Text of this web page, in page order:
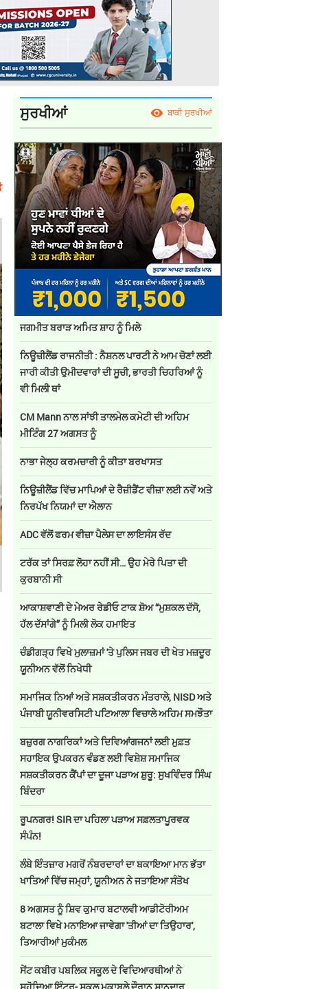
ਸੁਰਖੀਆਂ ਬਾਕੀ ਸੁਰਖੀਆਂ
ਜਗਮੀਤ ਬਰਾੜ ਅਮਿਤ ਸ਼ਾਹ ਨੂੰ ਮਿਲੇ
ਨਿਊਜ਼ੀਲੈਂਡ ਰਾਜਨੀਤੀ : ਨੈਸ਼ਨਲ ਪਾਰਟੀ ਨੇ ਆਮ ਚੋਣਾਂ ਲਈ
ਜਾਰੀ ਕੀਤੀ ਉਮੀਦਵਾਰਾਂ ਦੀ ਸੂਚੀ, ਭਾਰਤੀ ਚਿਹਰਿਆਂ ਨੂੰ
ਵੀ ਮਿਲੀ ਥਾਂ
CM Mann ਨਾਲ ਸਾਂਝੀ ਤਾਲਮੇਲ ਕਮੇਟੀ ਦੀ ਅਹਿਮ
ਮੀਟਿੰਗ 27 ਅਗਸਤ ਨੂੰ
ਨਾਭਾ ਜੇਲ੍ਹ ਕਰਮਚਾਰੀ ਨੂੰ ਕੀਤਾ ਬਰਖਾਸਤ
ਨਿਊਜ਼ੀਲੈਂਡ ਵਿੱਚ ਮਾਪਿਆਂ ਦੇ ਰੈਜ਼ੀਡੈਂਟ ਵੀਜ਼ਾ ਲਈ ਨਵੇਂ ਅਤੇ
ਨਿਰਪੱਖ ਨਿਯਮਾਂ ਦਾ ਐਲਾਨ
ADC ਵੱਲੋਂ ਫਰਮ ਵੀਜ਼ਾ ਪੈਲੇਸ ਦਾ ਲਾਇਸੰਸ ਰੱਦ
ਟਰੱਕ ਤਾਂ ਸਿਰਫ਼ ਲੋਹਾ ਨਹੀਂ ਸੀ… ਉਹ ਮੇਰੇ ਪਿਤਾ ਦੀ
ਕੁਰਬਾਨੀ ਸੀ
ਆਕਾਸ਼ਵਾਣੀ ਦੇ ਮੇਅਰ ਰੇਡੀਓ ਟਾਕ ਸ਼ੋਅ “ਮੁਸ਼ਕਲ ਦੱਸੋ,
ਹੱਲ ਦੱਸਾਂਗੇ” ਨੂੰ ਮਿਲੀ ਲੋਕ ਹਮਾਇਤ
ਚੰਡੀਗੜ੍ਹ ਵਿਖੇ ਮੁਲਾਜ਼ਮਾਂ 'ਤੇ ਪੁਲਿਸ ਜਬਰ ਦੀ ਖੇਤ ਮਜ਼ਦੂਰ
ਯੂਨੀਅਨ ਵੱਲੋਂ ਨਿਖੇਧੀ
ਸਮਾਜਿਕ ਨਿਆਂ ਅਤੇ ਸਸ਼ਕਤੀਕਰਨ ਮੰਤਰਾਲੇ, NISD ਅਤੇ
ਪੰਜਾਬੀ ਯੂਨੀਵਰਸਿਟੀ ਪਟਿਆਲਾ ਵਿਚਾਲੇ ਅਹਿਮ ਸਮਝੌਤਾ
ਬਜ਼ੁਰਗ ਨਾਗਰਿਕਾਂ ਅਤੇ ਦਿਵਿਆਂਗਜਨਾਂ ਲਈ ਮੁਫ਼ਤ
ਸਹਾਇਕ ਉਪਕਰਨ ਵੰਡਣ ਲਈ ਵਿਸ਼ੇਸ਼ ਸਮਾਜਿਕ
ਸਸ਼ਕਤੀਕਰਨ ਕੈਂਪਾਂ ਦਾ ਦੂਜਾ ਪੜਾਅ ਸ਼ੁਰੂ: ਸੁਖਵਿੰਦਰ ਸਿੰਘ
ਬਿੰਦਰਾ
ਰੂਪਨਗਰ! SIR ਦਾ ਪਹਿਲਾ ਪੜਾਅ ਸਫ਼ਲਤਾਪੂਰਵਕ
ਸੰਪੰਨ!
ਲੰਬੇ ਇੰਤਜ਼ਾਰ ਮਗਰੋਂ ਨੰਬਰਦਾਰਾਂ ਦਾ ਬਕਾਇਆ ਮਾਨ ਭੱਤਾ
ਖਾਤਿਆਂ ਵਿੱਚ ਜਮ੍ਹਾਂ, ਯੂਨੀਅਨ ਨੇ ਜਤਾਇਆ ਸੰਤੋਖ
8 ਅਗਸਤ ਨੂੰ ਸ਼ਿਵ ਕੁਮਾਰ ਬਟਾਲਵੀ ਆਡੀਟੋਰੀਅਮ
ਬਟਾਲਾ ਵਿਖੇ ਮਨਾਇਆ ਜਾਵੇਗਾ 'ਤੀਆਂ ਦਾ ਤਿਉਹਾਰ',
ਤਿਆਰੀਆਂ ਮੁਕੰਮਲ
ਸੇਂਟ ਕਬੀਰ ਪਬਲਿਕ ਸਕੂਲ ਦੇ ਵਿਦਿਆਰਥੀਆਂ ਨੇ